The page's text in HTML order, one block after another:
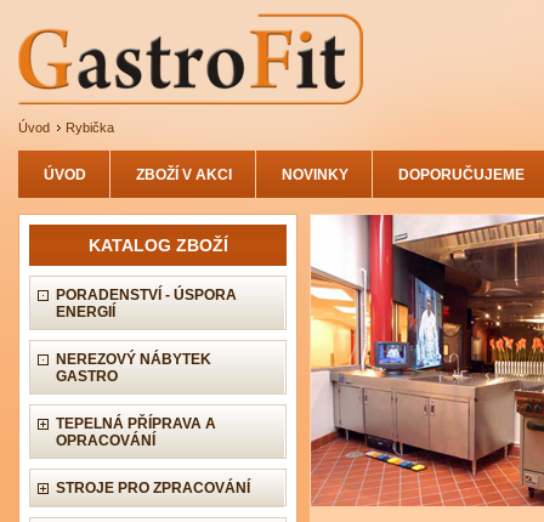
Úvod Rybička
ÚVOD ZBOŽÍ V AKCI NOVINKY DOPORUČUJEME
KATALOG ZBOŽÍ
PORADENSTVÍ - ÚSPORA
ENERGIÍ
NEREZOVÝ NÁBYTEK
GASTRO
TEPELNÁ PŘÍPRAVA A
OPRACOVÁNÍ
STROJE PRO ZPRACOVÁNÍ